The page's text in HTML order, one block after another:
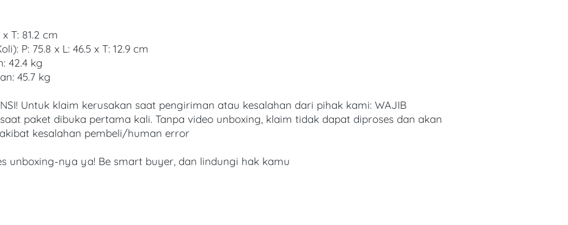
T: 81.2 cm
P: 75.8 x L: 46.5 x T: 12.9 cm
42.4 kg
45.7 kg
Untuk klaim kerusakan saat pengiriman atau kesalahan dari pihak kami: WAJIB
paket dibuka pertama kali. Tanpa video unboxing, klaim tidak dapat diproses dan akan
kesalahan pembeli/human error
unboxing-nya ya! Be smart buyer, dan lindungi hak kamu